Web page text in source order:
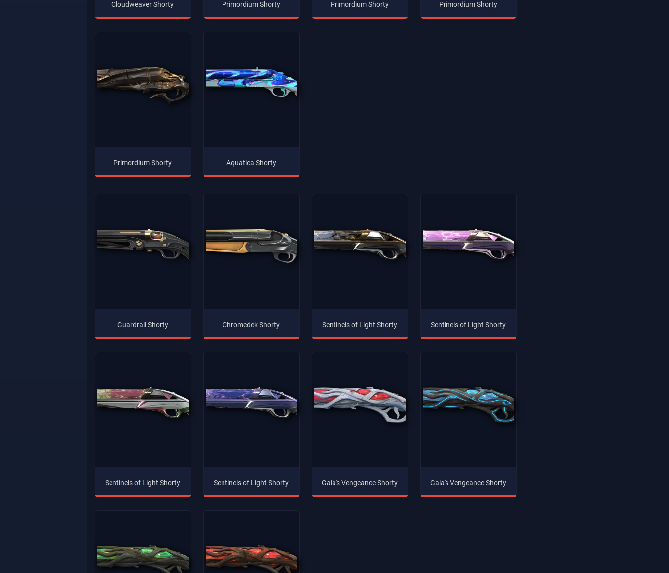
Cloudweaver Shorty Primordium Shorty Primordium Shorty Primordium Shorty
Primordium Shorty Aquatica Shorty
Guardrail Shorty Chromedek Shorty Sentinels of Light Shorty Sentinels of Light Shorty
Sentinels of Light Shorty Sentinels of Light Shorty Gaia's Vengeance Shorty Gaia's Vengeance Shorty